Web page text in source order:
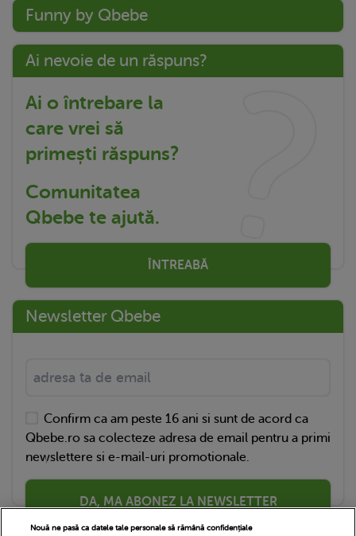
Funny by Qbebe
Ai nevoie de un răspuns?
Ai o întrebare la
care vrei să
primești răspuns?
Comunitatea
Qbebe te ajută.
ÎNTREABĂ
Newsletter Qbebe
Confirm ca am peste 16 ani si sunt de acord ca
Qbebe.ro sa colecteze adresa de email pentru a primi
newslettere si e-mail-uri promotionale.
DA, MA ABONEZ LA NEWSLETTER
Nouă ne pasă ca datele tale personale să rămână confidențiale